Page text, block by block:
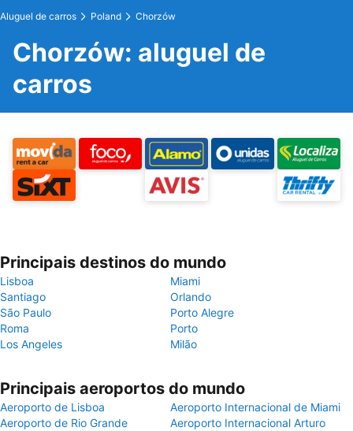
Aluguel de carros Poland Chorzów
Chorzów: aluguel de
carros
Principais destinos do mundo
Lisboa
Miami
Santiago
Orlando
São Paulo
Porto Alegre
Roma
Porto
Los Angeles
Milão
Principais aeroportos do mundo
Aeroporto de Lisboa
Aeroporto Internacional de Miami
Aeroporto de Rio Grande
Aeroporto Internacional Arturo